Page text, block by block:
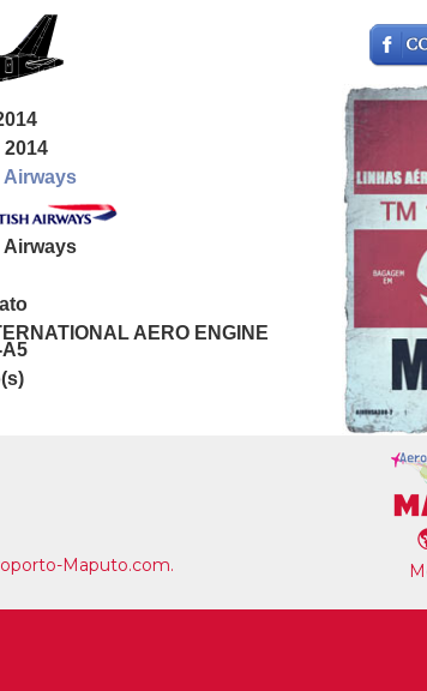
2014
Airways
Airways
AERO ENGINE
Maputo.com.